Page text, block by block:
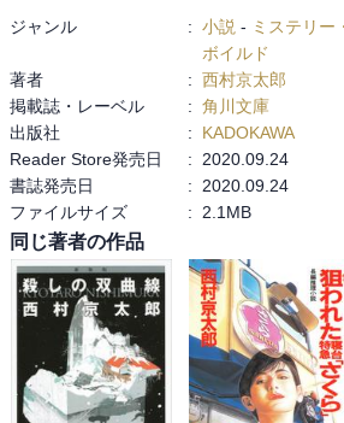
ジャンル : 小説 - ミステリー
ボイルド
著者
: 西村京太郎
掲載誌・レーベル
: 角川文庫
出版社
:
KADOKAWA
Reader Store発売日
:
2020.09.24
書誌発売日
:
2020.09.24
ファイルサイズ
: 2.1MB
同じ著者の作品